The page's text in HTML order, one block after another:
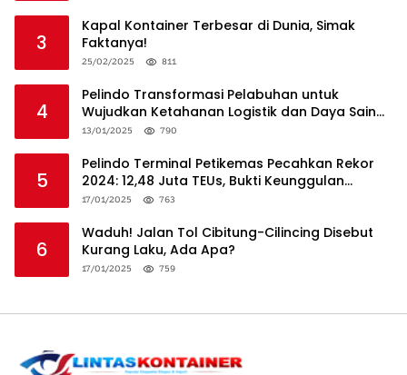
3
Kapal Kontainer Terbesar di Dunia, Simak
Faktanya!
25/02/2025 811
4
Pelindo Transformasi Pelabuhan untuk
Wujudkan Ketahanan Logistik dan Daya Saing
Global
13/01/2025 790
5
Pelindo Terminal Petikemas Pecahkan Rekor
2024: 12,48 Juta TEUs, Bukti Keunggulan
Logistik Nasional
17/01/2025 763
6
Waduh! Jalan Tol Cibitung-Cilincing Disebut
Kurang Laku, Ada Apa?
17/01/2025 759